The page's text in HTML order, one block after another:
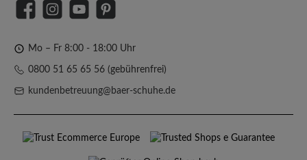
FacebookInstagramYouTubePinterest
Mo – Fr 8:00 - 18:00 Uhr
0800 51 65 65 56 (gebührenfrei)
kundenbetreuung@baer-schuhe.de